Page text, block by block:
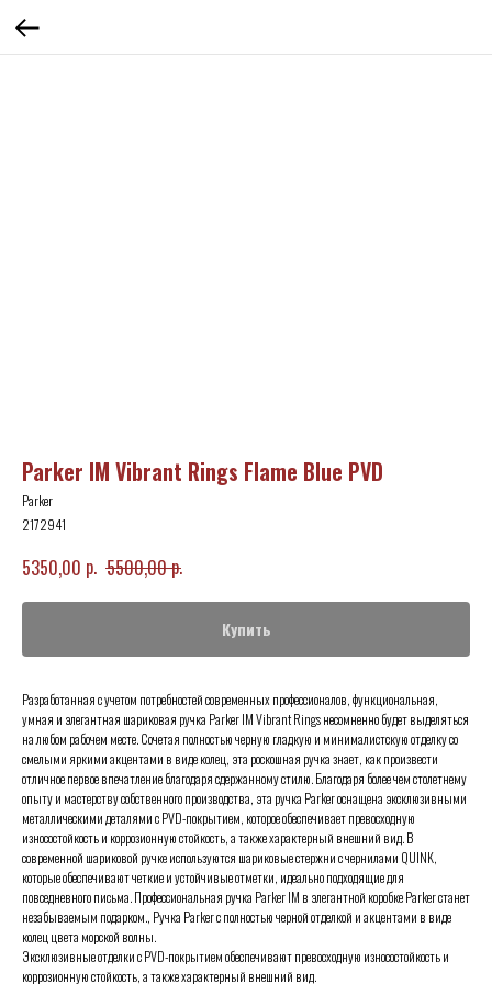
Parker IM Vibrant Rings Flame Blue PVD
Parker
2172941
5350,00 р. 5500,00р.
Купить
Разработанная с учетом потребностей современных профессионалов, функциональная,
умная и элегантная шариковая ручка Parker IM Vibrant Rings несомненно будет выделяться
на любом рабочем месте. Сочетая полностью черную гладкую и минималистскую отделку со
смелыми яркими акцентами в виде колец, эта роскошная ручка знает, как произвести
отличное первое впечатление благодаря сдержанному стилю. Благодаря более чем столетнему
опыту и мастерству собственного производства, эта ручка Parker оснащена эксклюзивными
металлическими деталями с PVD-покрытием, которое обеспечивает превосходную
износостойкость и коррозионную стойкость, а также характерный внешний вид. В
современной шариковой ручке используются шариковые стержни с чернилами QUINK,
которые обеспечивают четкие и устойчивые отметки, идеально подходящие для
повседневного письма. Профессиональная ручка Parker IM в элегантной коробке Parker станет
незабываемым подарком., Ручка Parker с полностью черной отделкой и акцентами в виде
колец цвета морской волны.
Эксклюзивные отделки с PVD-покрытием обеспечивают превосходную износостойкость и
коррозионную стойкость, а также характерный внешний вид.